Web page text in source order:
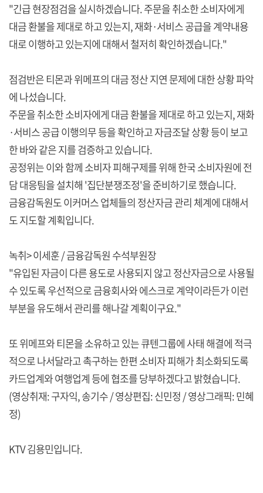
"긴급 현장점검을 실시하겠습니다. 주문을 취소한 소비자에게
대금 환불을 제대로 하고 있는지, 재화·서비스 공급을 계약내용
대로 이행하고 있는지에 대해서 철저히 확인하겠습니다."
점검반은 티몬과 위메프의 대금 정산 지연 문제에 대한 상황 파악
에 나섰습니다.
주문을 취소한 소비자에게 대금 환불을 제대로 하고 있는지, 재화
·서비스 공급 이행의무 등을 확인하고 자금조달 상황 등이 보고
한 바와 같은 지를 검증하고 있습니다.
공정위는 이와 함께 소비자 피해구제를 위해 한국 소비자원에 전
담 대응팀을 설치해 '집단분쟁조정'을 준비하기로 했습니다.
금융감독원도 이커머스 업체들의 정산자금 관리 체계에 대해서
도 지도할 계획입니다.
녹취> 이세훈 / 금융감독원 수석부원장
"유입된 자금이 다른 용도로 사용되지 않고 정산자금으로 사용될
수 있도록 우선적으로 금융회사와 에스크로 계약이라든가 이런
부분을 유도해서 관리를 해나갈 계획이구요."
또 위메프와 티몬을 소유하고 있는 큐텐그룹에 사태 해결에 적극
적으로 나서달라고 촉구하는 한편 소비자 피해가 최소화되도록
카드업계와 여행업계 등에 협조를 당부하겠다고 밝혔습니다.
(영상취재: 구자익, 송기수 / 영상편집: 신민정 / 영상그래픽: 민혜
정)
KTV 김용민입니다.